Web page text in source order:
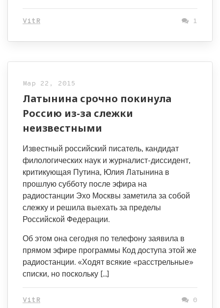
VitR 1
Мар 22, 2015
Латынина срочно покинула
Россию из-за слежки
неизвестными
Известный российский писатель, кандидат
филологических наук и журналист-диссидент,
критикующая Путина, Юлия Латынина в
прошлую субботу после эфира на
радиостанции Эхо Москвы заметила за собой
слежку и решила выехать за пределы
Российской Федерации.
Об этом она сегодня по телефону заявила в
прямом эфире программы Код доступа этой же
радиостанции. «Ходят всякие «расстрельные»
списки, но поскольку […]
VitR 0